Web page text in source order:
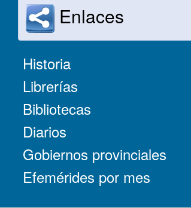
Enlaces
Historia
Librerías
Bibliotecas
Diarios
Gobiernos provinciales
Efemérides por mes